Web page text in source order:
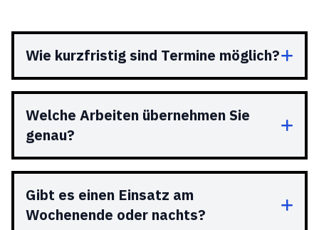
Wie kurzfristig sind Termine möglich?
Welche Arbeiten übernehmen Sie
genau?
Gibt es einen Einsatz am
Wochenende oder nachts?